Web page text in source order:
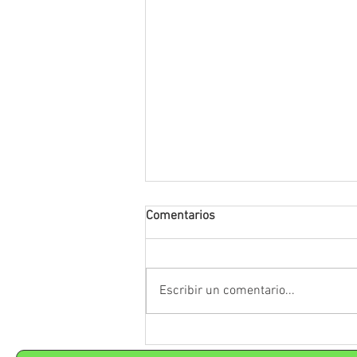
Comentarios
Escribir un comentario...